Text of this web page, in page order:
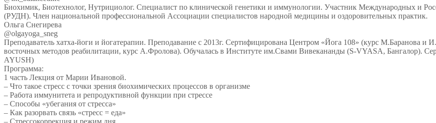
Биохимик, Биотехнолог, Нутрициолог. Специалист по клинической генетики и иммунологии. Участник Международных и
(РУДН). Член национальной профессиональной Ассоциации специалистов народной медицины и оздоровительных практик.
Ольга Снегирева
@olgayoga_sneg
Преподаватель хатха-йоги и йогатерапии. Преподавание с 2013г. Сертифицирована Центром «Йога 108» (курс М.Баранова и
восточных методов реабилитации, курс А.Фролова). Обучалась в Институте им.Свами Вивекананды (S-VYASA, Бангалор).
AYUSH)
Программа:
1 часть Лекция от Марии Ивановой.
– Что такое стресс с точки зрения биохимических процессов в организме
– Работа иммунитета и репродуктивной функции при стрессе
– Способы «убегания от стресса»
– Как разорвать связь «стресс = еда»
– Стрессокоррекция и режим дня